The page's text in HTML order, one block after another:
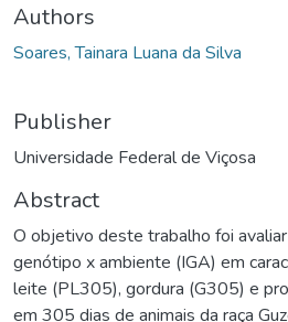
Authors
Soares, Tainara Luana da Silva
Publisher
Universidade Federal de Viçosa
Abstract
O objetivo deste trabalho foi
genótipo x ambiente (IGA) em
leite (PL305), gordura (G305) e
em 305 dias de animais da raça